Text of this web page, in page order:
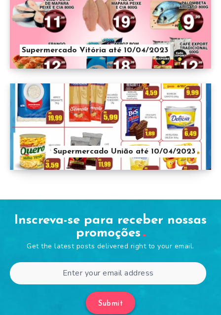
Supermercado Vitória até 10/04/2023
Supermercado União até 10/04/2023
Inscreva-se para receber nossas
promoções
Get the latest posts delivered right to your email.
Submit